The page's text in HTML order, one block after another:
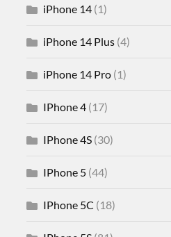
iPhone 14 (1)
iPhone 14 Plus (4)
iPhone 14 Pro (1)
IPhone 4 (17)
IPhone 4S (30)
IPhone 5 (44)
IPhone 5C (18)